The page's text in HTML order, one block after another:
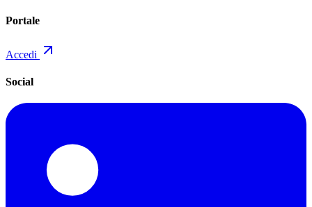
Portale
Accedi
Social